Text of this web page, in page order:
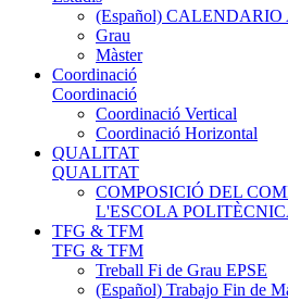
(Español)
Grau
Màster
Coordinació
Coordinació
Coordinació Vertical
Coordinació Horizontal
QUALITAT
QUALITAT
COMPOSICIÓ DEL
L'ESCOLA
TFG & TFM
TFG & TFM
Treball Fi de Grau EPSE
(Español) Trabajo Fin de